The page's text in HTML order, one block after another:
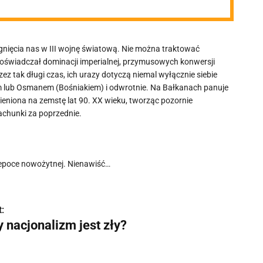
nas w III wojnę światową. Nie można traktować
dominacji imperialnej, przymusowych konwersji
tak długi czas, ich urazy dotyczą niemal wyłącznie siebie
Osmanem (Bośniakiem) i odwrotnie. Na Bałkanach panuje
na zemstę lat 90. XX wieku, tworząc pozornie
za poprzednie.
nowożytnej. Nienawiść…
nacjonalizm jest zły?